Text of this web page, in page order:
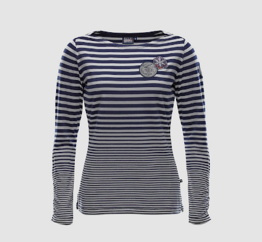
Bildergalerie
Bildergalerie